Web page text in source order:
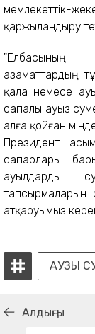
қаржыландыру
"Елбасының
азаматтардың
қала немесе
сапалы ауыз
алға қойған
Президент
сапарлары
ауылдарды
атқаруымыз
АУЗЫ
Алдыңғы